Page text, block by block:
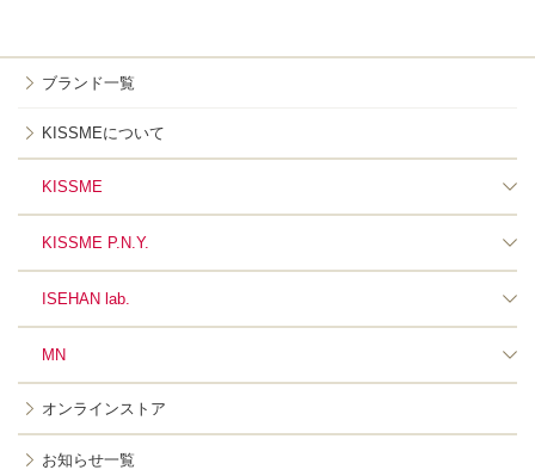
ブランド一覧
KISSMEについて
KISSME
KISSME P.N.Y.
ISEHAN lab.
MN
オンラインストア
お知らせ一覧